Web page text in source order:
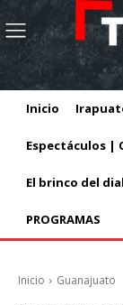
Inicio
Espectáculos |
El brinco del
PROGRAMAS
Inicio Guanajuato